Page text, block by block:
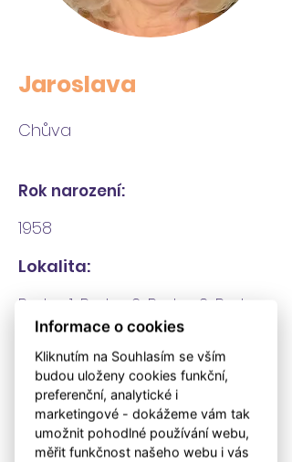
Jaroslava
Chůva
Rok narození:
1958
Lokalita:
Praha 1, Praha 2, Praha 3, Praha
4, Praha 8, Praha 9, Praha 10
Jazyky:
Český jazyk - Rodilý mluvčí,
Anglický jazyk - A1, Ruský jazyk - A1
Informace o cookies
Kliknutím na Souhlasím se vším
budou uloženy cookies funkční,
preferenční, analytické i
marketingové - dokážeme vám tak
umožnit pohodlné používání webu,
měřit funkčnost našeho webu i vás